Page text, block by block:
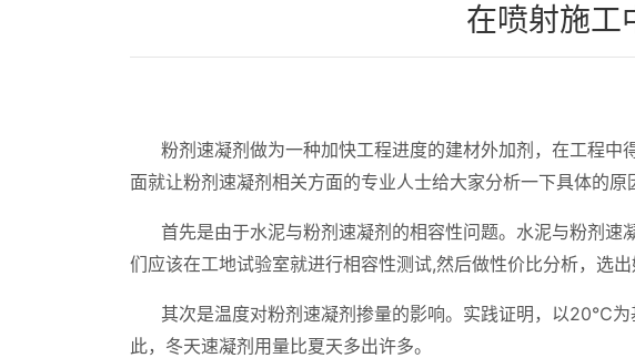
在喷射施工
粉剂速凝剂做为一种加快工程进度的建材外加剂，在工程
面就让粉剂速凝剂相关方面的专业人士给大家分析一下具体的原
首先是由于水泥与粉剂速凝剂的相容性问题。水泥与粉剂
们应该在工地试验室就进行相容性测试,然后做性价比分析，选
其次是温度对粉剂速凝剂掺量的影响。实践证明，以20℃
此，冬天速凝剂用量比夏天多出许多。